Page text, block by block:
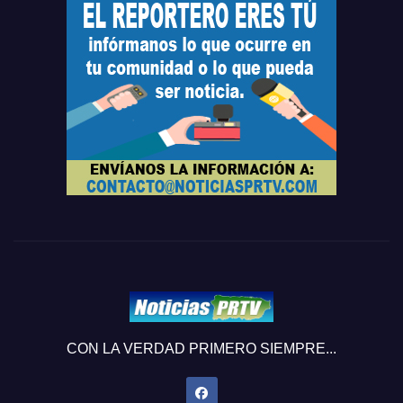
CON LA VERDAD PRIMERO SIEMPRE...